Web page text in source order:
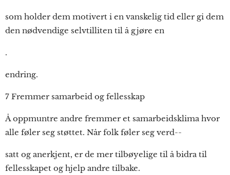
som holder dem motivert i en vanskelig tid eller gi dem
den nødvendige selvtilliten til å gjøre en
.
endring.
7 Fremmer samarbeid og fellesskap
Å oppmuntre andre fremmer et samarbeidsklima hvor
alle føler seg støttet. Når folk føler seg verd--
satt og anerkjent, er de mer tilbøyelige til å bidra til
fellesskapet og hjelp andre tilbake.